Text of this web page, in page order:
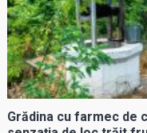
Grădina cu farmec de